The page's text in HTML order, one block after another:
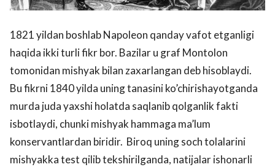
1821 yildan boshlab Napoleon qanday vafot etganligi
haqida ikki turli fikr bor. Bazilar u graf Montolon
tomonidan mishyak bilan zaxarlangan deb hisoblaydi.
Bu fikrni 1840 yilda uning tanasini ko’chirishayotganda
murda juda yaxshi holatda saqlanib qolganlik fakti
isbotlaydi, chunki mishyak hammaga ma’lum
konservantlardan biridir. Biroq uning soch tolalarini
mishyakka test qilib tekshirilganda, natijalar ishonarli